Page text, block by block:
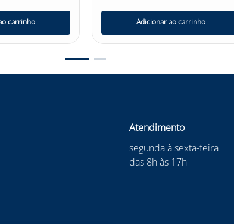
carrinho Adicionar ao carrinho
Atendimento
segunda à sexta-feira
das 8h às 17h